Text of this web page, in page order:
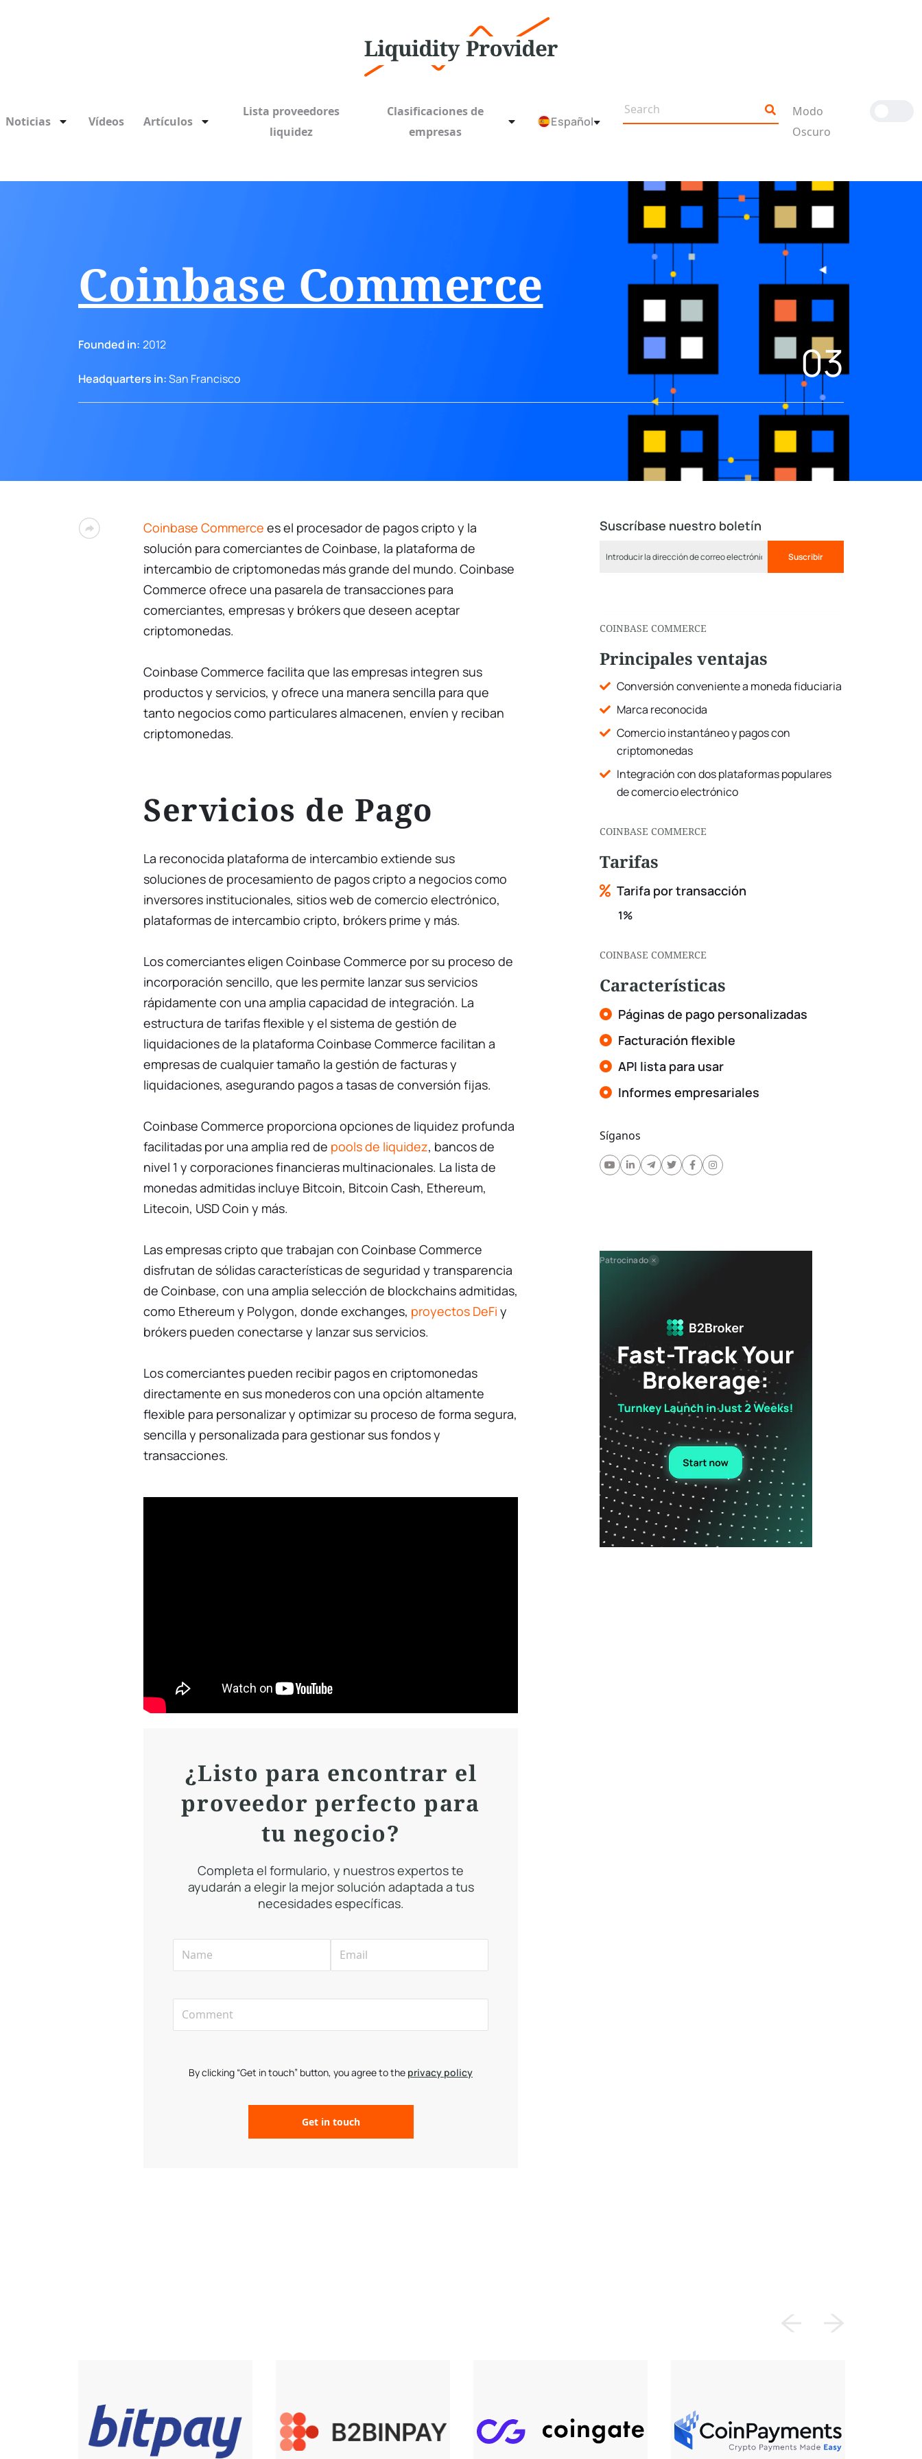
Noticias Vídeos Artículos
Lista proveedores
liquidez
Clasificaciones de
empresas
Español
Modo
Oscuro
Coinbase Commerce
Founded in: 2012
Headquarters in:San Francisco 03
Coinbase Commerce es el procesador de pagos cripto y la
solución para comerciantes de Coinbase, la plataforma de
intercambio de criptomonedas más grande del mundo. Coinbase
Commerce ofrece una pasarela de transacciones para
comerciantes, empresas y brókers que deseen aceptar
criptomonedas.
Coinbase Commerce facilita que las empresas integren sus
productos y servicios, y ofrece una manera sencilla para que
tanto negocios como particulares almacenen, envíen y reciban
criptomonedas.
Servicios de Pago
La reconocida plataforma de intercambio extiende sus
soluciones de procesamiento de pagos cripto a negocios como
inversores institucionales, sitios web de comercio electrónico,
plataformas de intercambio cripto, brókers prime y más.
Los comerciantes eligen Coinbase Commerce por su proceso de
incorporación sencillo, que les permite lanzar sus servicios
rápidamente con una amplia capacidad de integración. La
estructura de tarifas flexible y el sistema de gestión de
liquidaciones de la plataforma Coinbase Commerce facilitan a
empresas de cualquier tamaño la gestión de facturas y
liquidaciones, asegurando pagos a tasas de conversión fijas.
Coinbase Commerce proporciona opciones de liquidez profunda
facilitadas por una amplia red de pools de liquidez, bancos de
nivel 1 y corporaciones financieras multinacionales. La lista de
monedas admitidas incluye Bitcoin, Bitcoin Cash, Ethereum,
Litecoin, USD Coin y más.
Las empresas cripto que trabajan con Coinbase Commerce
disfrutan de sólidas características de seguridad y transparencia
de Coinbase, con una amplia selección de blockchains admitidas,
como Ethereum y Polygon, donde exchanges, proyectos DeFi y
brókers pueden conectarse y lanzar sus servicios.
Los comerciantes pueden recibir pagos en criptomonedas
directamente en sus monederos con una opción altamente
flexible para personalizar y optimizar su proceso de forma segura,
sencilla y personalizada para gestionar sus fondos y
transacciones.
¿Listo para encontrar el
proveedor perfecto para
tu negocio?
Completa el formulario, y nuestros expertos te
ayudarán a elegir la mejor solución adaptada a tus
necesidades específicas.
By clicking “Get in touch” button, you agree to the privacy policy
Suscríbase nuestro boletín
Suscribir
COINBASE COMMERCE
Principales ventajas
Conversión conveniente a moneda fiduciaria
Marca reconocida
Comercio instantáneo y pagos con
criptomonedas
Integración con dos plataformas populares
de comercio electrónico
COINBASE COMMERCE
Tarifas
Tarifa por transacción
1%
COINBASE COMMERCE
Características
Páginas de pago personalizadas
Facturación flexible
API lista para usar
Informes empresariales
Síganos
Patrocinado